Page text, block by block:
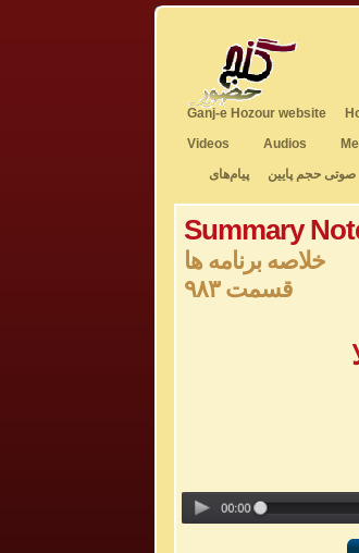
Ganj-e Hozour website
Videos
Audios
صوتی حجم پایین
پیام‌های
Summary
خلاصه برنامه ها
قسمت ۹۸۳